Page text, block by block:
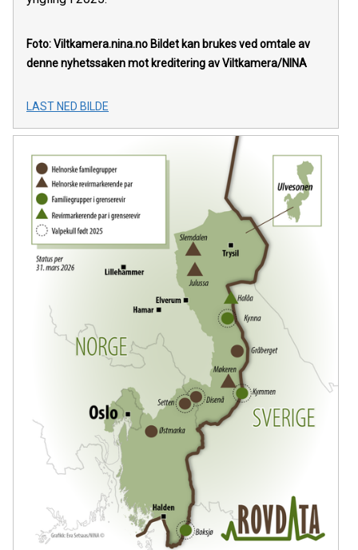
Foto: Viltkamera.nina.no Bildet kan brukes ved omtale av
denne nyhetssaken mot kreditering av Viltkamera/NINA
LAST NED BILDE